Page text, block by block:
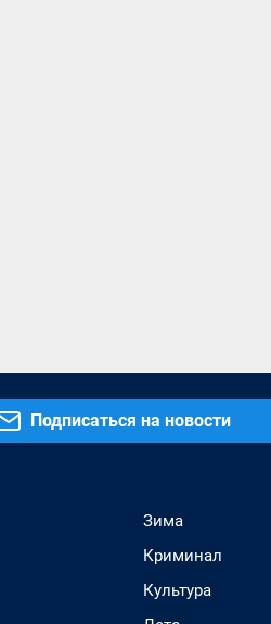
Подписаться на новости
Зима
Криминал
Культура